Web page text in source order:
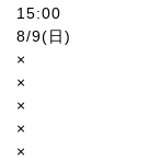
15:00
8/9(日)
×
×
×
×
×